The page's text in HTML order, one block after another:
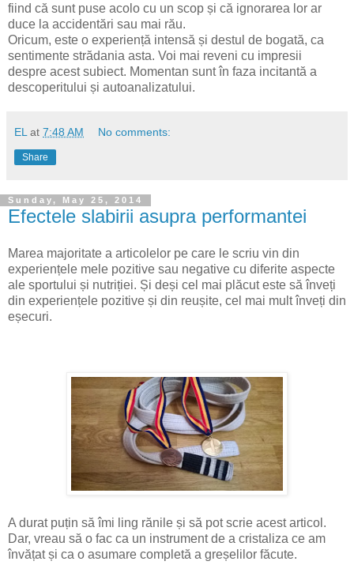
fiind că sunt puse acolo cu un scop și că ignorarea lor ar
duce la accidentări sau mai rău.
Oricum, este o experiență intensă și destul de bogată, ca
sentimente strădania asta. Voi mai reveni cu impresii
despre acest subiect. Momentan sunt în faza incitantă a
descoperitului și autoanalizatului.
EL at 7:48 AM No comments:
Share
Sunday, May 25, 2014
Efectele slabirii asupra performantei
Marea majoritate a articolelor pe care le scriu vin din
experiențele mele pozitive sau negative cu diferite aspecte
ale sportului și nutriției. Și deși cel mai plăcut este să înveți
din experiențele pozitive și din reușite, cel mai mult înveți din
eșecuri.
A durat puțin să îmi ling rănile și să pot scrie acest articol.
Dar, vreau să o fac ca un instrument de a cristaliza ce am
învățat și ca o asumare completă a greșelilor făcute.